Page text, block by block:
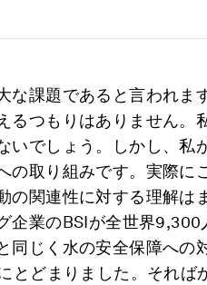
な課題であると言われま
るつもりはありません。
いでしょう。しかし、私
の取り組みです。実際に
の関連性に対する理解は
企業のBSIが全世界
同じく水の安全保障への
とどまりました。それば